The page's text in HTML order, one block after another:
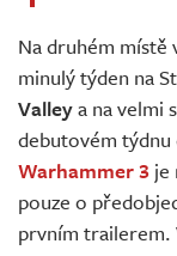
Na druhém místě
minulý týden na
Valleya na velmi
debutovém týdnu
Warhammer 3 je
pouze o
prvním trailerem.